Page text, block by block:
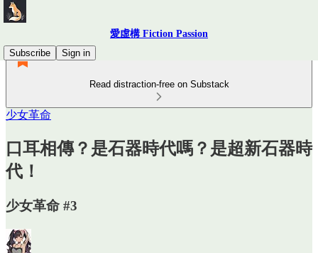
愛虛構 Fiction Passion
Subscribe
Sign in
Read distraction-free on Substack
少女革命
口耳相傳？是石器時代嗎？是超新石器時
代！
少女革命 #3